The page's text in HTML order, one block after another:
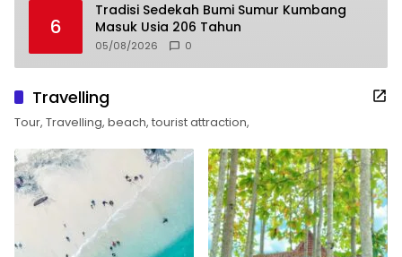
6
Tradisi Sedekah Bumi Sumur Kumbang
Masuk Usia 206 Tahun
05/08/2026 0
Travelling
Tour, Travelling, beach, tourist attraction,